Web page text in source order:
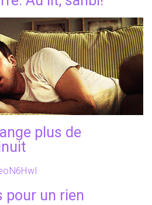
plus de
pour un rien